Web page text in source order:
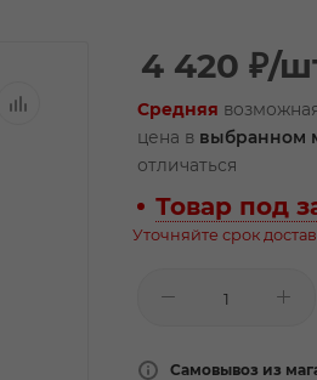
4 420 ₽/
Средняя
цена в выбранном
отличаться
Товар под
Уточняйте срок
Самовывоз из